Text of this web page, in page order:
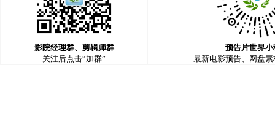
影院经理群、剪辑师群
关注后点击“加群”
预告片世界小
最新电影预告、网盘